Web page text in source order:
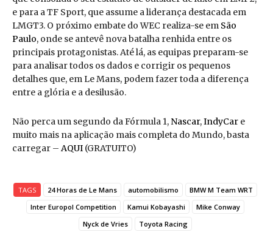
e para a TF Sport, que assume a liderança destacada em
LMGT3. O próximo embate do WEC realiza-se em São
Paulo, onde se antevê nova batalha renhida entre os
principais protagonistas. Até lá, as equipas preparam-se
para analisar todos os dados e corrigir os pequenos
detalhes que, em Le Mans, podem fazer toda a diferença
entre a glória e a desilusão.
Não perca um segundo da Fórmula 1, Nascar,IndyCar e
muito mais na aplicação mais completa do Mundo, basta
carregar – AQUI (GRATUITO)
TAGS 24 Horas de Le Mans automobilismo
BMW M Team WRT
Inter Europol Competition
Kamui Kobayashi
Mike Conway
Nyck de Vries
Toyota Racing